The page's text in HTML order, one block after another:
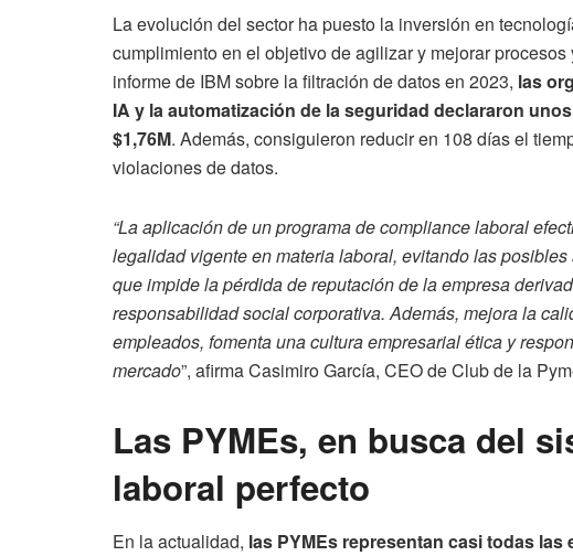
La evolución del sector ha puesto la inversión en
cumplimiento en el objetivo de agilizar y mejorar
informe de IBM sobre la filtración de datos en 2023, las
IA y la automatización de la seguridad declararon
$1,76M. Además, consiguieron reducir en 108 días el
violaciones de datos.
“La aplicación de un programa de compliance laboral
legalidad vigente en materia laboral, evitando las
que impide la pérdida de reputación de la empresa
responsabilidad social corporativa. Además, mejora la
empleados, fomenta una cultura empresarial ética y
mercado”, afirma Casimiro García, CEO de Club de la
Las PYMEs, en busca del
laboral perfecto
En la actualidad, las PYMEs representan casi todas